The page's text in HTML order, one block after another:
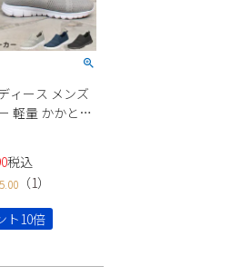
ィース メンズ
軽量 かかとあ
性 黒 グレー
Parade
ューズ 軽作業
税込
5.00 （1）
ト10倍